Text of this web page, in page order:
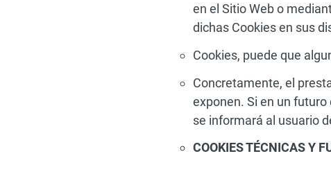
en el Sitio Web o
dichas Cookies en sus
Cookies, puede que
Concretamente, el
exponen. Si en un
se informará al usuario
COOKIES TÉCNICAS Y